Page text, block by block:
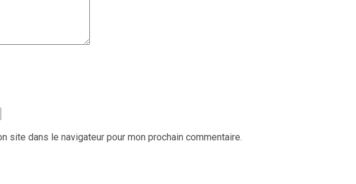
site dans le navigateur pour mon prochain commentaire.